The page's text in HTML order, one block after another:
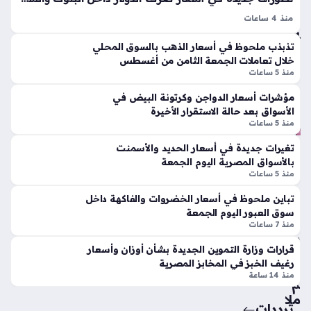
رط
ة
طر
يق
رق
مي
ة
لنق
ل
الل
عب
الم
ص
ري
ة
للع
الم
ية
الج
مع
ة
منذ
42
دقي
قة
خم
س
تقن
يا
ت
ثور
ية
تر
س
م
ملا
منذ 4 ساعات
يتصدر اهتمامات المتابعين للوضع الاقتصادي في مصر، حيث
تباينت مستويات العملة الخضراء وسط تعاملات هادئة تشهدها
تذبذب ملحوظ في أسعار الذهب بالسوق المحلي
خلال تعاملات الجمعة الثامن من أغسطس
منذ 5 ساعات
مؤشرات أسعار الدواجن وكرتونة البيض في
الأسواق بعد حالة الاستقرار الأخيرة
منذ 5 ساعات
تغيرات جديدة في أسعار الحديد والأسمنت
بالأسواق المصرية اليوم الجمعة
منذ 5 ساعات
تباين ملحوظ في أسعار الخضروات والفاكهة داخل
سوق العبور اليوم الجمعة
منذ 7 ساعات
قرارات وزارة التموين الجديدة بشأن أوزان وأسعار
رغيف الخبز في المخابز المصرية
منذ 14 ساعة